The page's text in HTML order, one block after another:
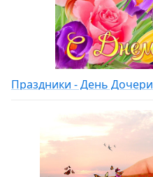
Праздники - День Дочери